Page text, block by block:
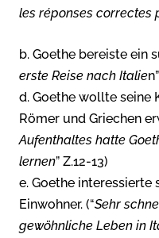
les réponses correctes
b. Goethe bereiste ein
erste Reise nach Italie
d. Goethe wollte seine
Römer und Griechen
Aufenthaltes hatte
lernen” Z.12-13)
e. Goethe
Einwohner. (“Sehr
gewöhnliche Leben in